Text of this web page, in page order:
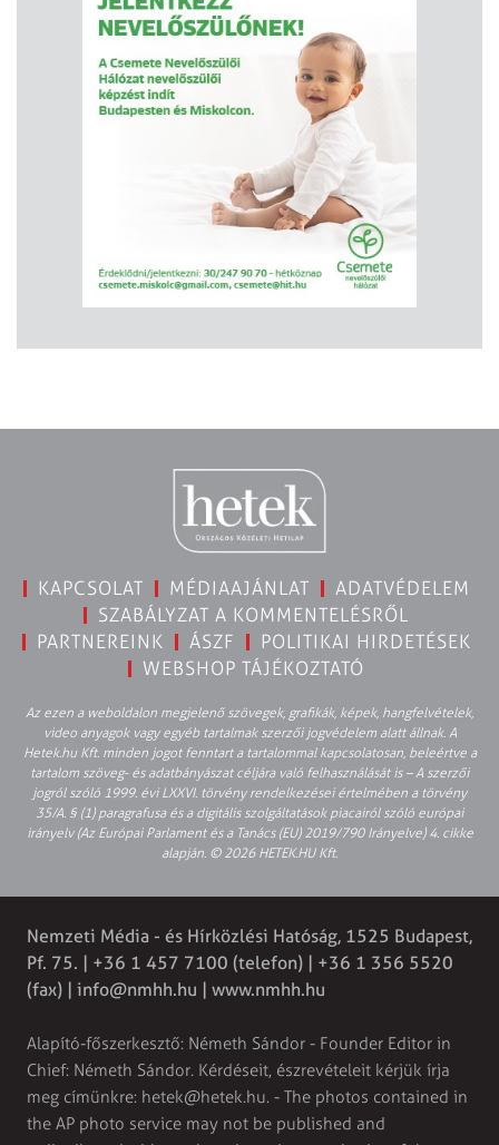
KAPCSOLAT MÉDIAAJÁNLAT
ADATVÉDELEM
SZABÁLYZAT A KOMMENTELÉSRŐL
PARTNEREINK
ÁSZF
POLITIKAI HIRDETÉSEK
WEBSHOP TÁJÉKOZTATÓ
Az ezen a weboldalon megjelenő szövegek, grafikák, képek, hangfelvételek,
video anyagok vagy egyéb tartalmak szerzői jogvédelem alatt állnak. A
Hetek.hu Kft. minden jogot fenntart a tartalommal kapcsolatosan, beleértve a
tartalom szöveg- és adatbányászat céljára való felhasználását is – A szerzői
jogról szóló 1999. évi LXXVI. törvény rendelkezései értelmében a törvény
35/A. § (1) paragrafusa és a digitális szolgáltatások piacairól szóló európai
irányelv (Az Európai Parlament és a Tanács (EU) 2019/790 Irányelve) 4. cikke
alapján. © 2026 HETEK.HU Kft.
Nemzeti Média - és Hírközlési Hatóság, 1525 Budapest,
Pf. 75. | +36 1 457 7100 (telefon) | +36 1 356 5520
(fax) | info@nmhh.hu | www.nmhh.hu
Alapító-főszerkesztő: Németh Sándor - Founder Editor in
Chief: Németh Sándor. Kérdéseit, észrevételeit kérjük írja
meg címünkre: hetek@hetek.hu. - The photos contained in
the AP photo service may not be published and